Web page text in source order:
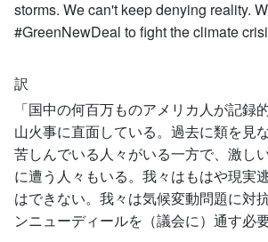
storms. We can't keep denying reality.
#GreenNewDeal to fight the climate
訳
「国中の何百万ものアメリカ人が記録
山火事に直面している。過去に類を見
苦しんでいる人々がいる一方で、激し
に遭う人々もいる。我々はもはや現実
はできない。我々は気候変動問題に対
ンニューディールを（議会に）通す必